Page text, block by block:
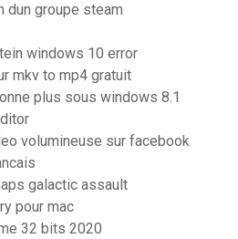
dun groupe steam
windows 10 error
mkv to mp4 gratuit
plus sous windows 8.1
volumineuse sur facebook
galactic assault
pour mac
32 bits 2020